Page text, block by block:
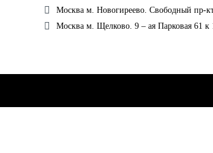
Москва м. Новогиреево. Свободный пр-
Москва м. Щелково. 9 – ая Парковая 61 к